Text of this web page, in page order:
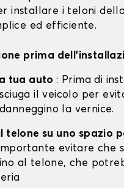
installare i teloni
ed efficiente.
prima
tua auto: Prima di
il veicolo per
la vernice.
telone su uno spazio
evitare che
al telone, che